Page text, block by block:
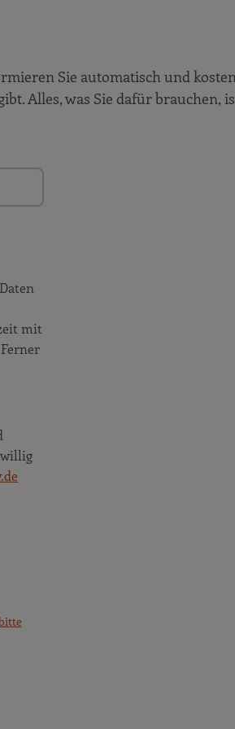
Sie automatisch und
Alles, was Sie dafür brauchen,
mit